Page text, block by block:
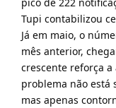
Tupi contabilizou
Já em maio, o
mês anterior,
crescente reforça
problema não está
mas apenas